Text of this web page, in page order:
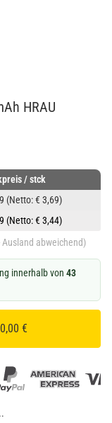
HRAU
/ stck
(Netto: € 3,69)
(Netto: € 3,44)
Ausland abweichend)
innerhalb von 43
0,00 €